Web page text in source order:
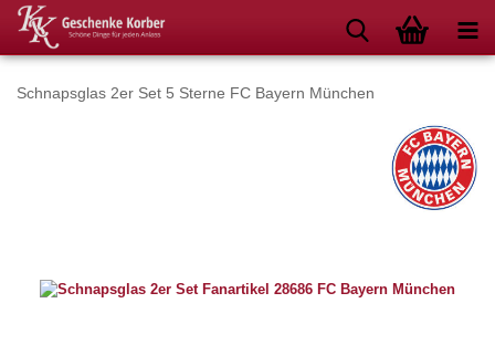
Schnapsglas 2er Set 5 Sterne FC Bayern München